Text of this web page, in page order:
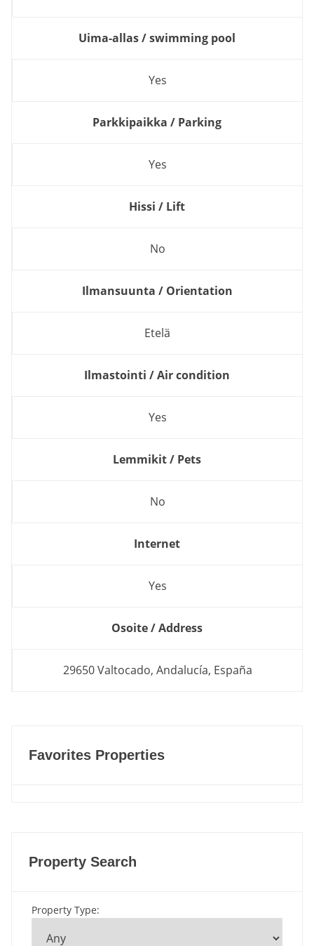
Uima-allas / swimming pool
Yes
Parkkipaikka / Parking
Yes
Hissi / Lift
No
Ilmansuunta / Orientation
Etelä
Ilmastointi / Air condition
Yes
Lemmikit / Pets
No
Internet
Yes
Osoite / Address
29650 Valtocado, Andalucía, España
Favorites Properties
Property Search
Property Type: